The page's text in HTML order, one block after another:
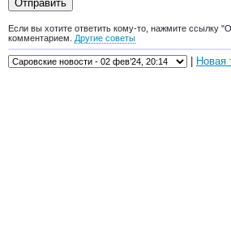
Если вы хотите ответить кому-то, нажмите ссылку
комментарием. Другие советы
Новая